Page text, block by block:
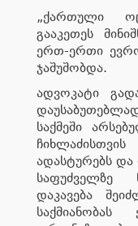
„ქართული
გააკეთეს
ერთ-ერთი
ჯაშუშობდა.
ადვოკატი
საქმეში
ადასტურებს და
საფუძველზე
დაკავება